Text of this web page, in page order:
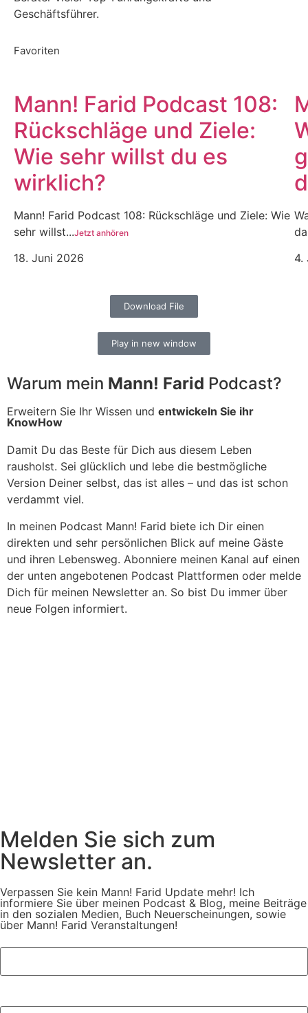
Geschäftsführer.
Favoriten
Mann! Farid Podcast 108:
Rückschläge und Ziele:
Wie sehr willst du es
wirklich?
Mann! Farid Podcast 108: Rückschläge und Ziele: Wie
sehr willst...Jetzt anhören
18. Juni 2026
4.
Download File
Play in new window
Warum mein Mann! Farid Podcast?
Erweitern Sie Ihr Wissen und entwickeln Sie ihr
KnowHow
Damit Du das Beste für Dich aus diesem Leben
rausholst. Sei glücklich und lebe die bestmögliche
Version Deiner selbst, das ist alles – und das ist schon
verdammt viel.
In meinen Podcast Mann! Farid biete ich Dir einen
direkten und sehr persönlichen Blick auf meine Gäste
und ihren Lebensweg. Abonniere meinen Kanal auf einen
der unten angebotenen Podcast Plattformen oder melde
Dich für meinen Newsletter an. So bist Du immer über
neue Folgen informiert.
Melden Sie sich zum
Newsletter an.
Verpassen Sie kein Mann! Farid Update mehr! Ich
informiere Sie über meinen Podcast & Blog, meine Beiträge
in den sozialen Medien, Buch Neuerscheinungen, sowie
über Mann! Farid Veranstaltungen!